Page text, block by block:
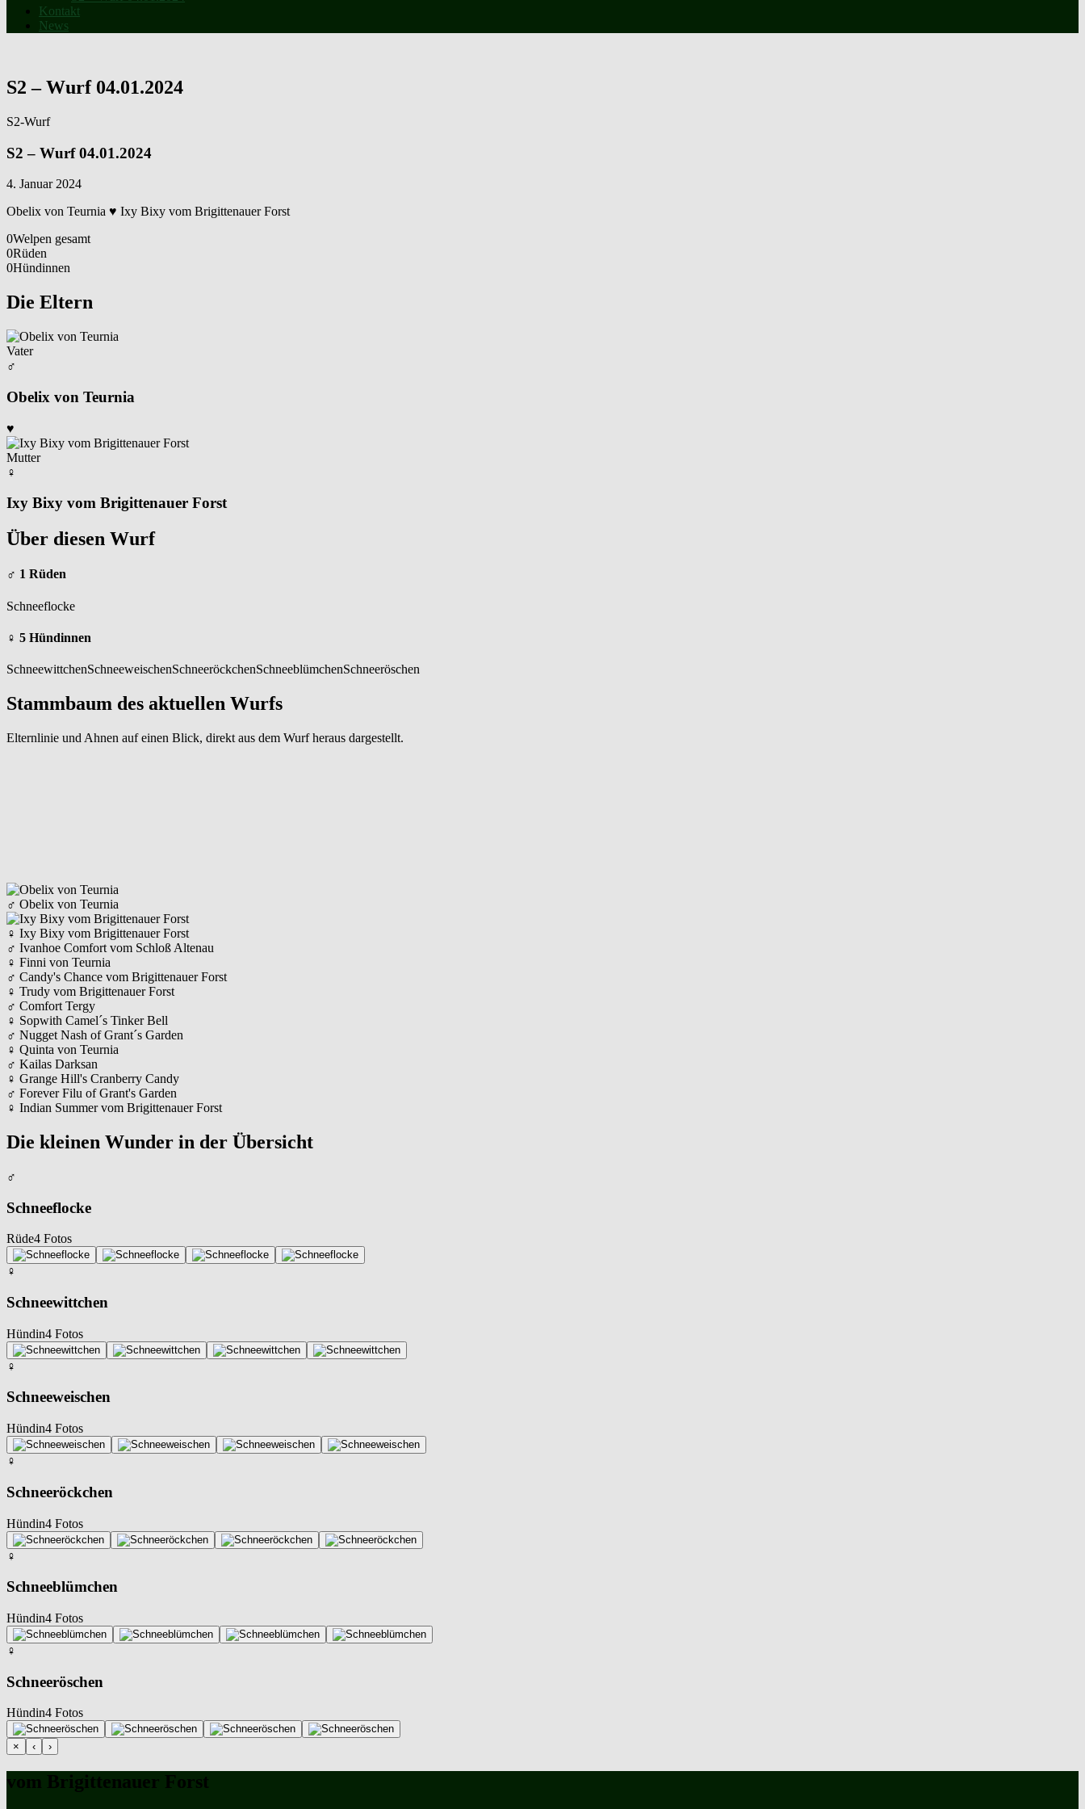
Kontakt
News
S2 – Wurf 04.01.2024
S2-Wurf
S2 – Wurf 04.01.2024
4. Januar 2024
Obelix von Teurnia ♥ Ixy Bixy vom Brigittenauer Forst
0Welpen gesamt
0Rüden
0Hündinnen
Die Eltern
Vater
♂
Obelix von Teurnia
♥
Mutter
♀
Ixy Bixy vom Brigittenauer Forst
Über diesen Wurf
♂ 1 Rüden
Schneeflocke
♀ 5 Hündinnen
SchneewittchenSchneeweischenSchneeröckchenSchneeblümchenSchneeröschen
Stammbaum des aktuellen Wurfs
Elternlinie und Ahnen auf einen Blick, direkt aus dem Wurf heraus dargestellt.
♂ Obelix von Teurnia
♀ Ixy Bixy vom Brigittenauer Forst
♂ Ivanhoe Comfort vom Schloß Altenau
♀ Finni von Teurnia
♂ Candy's Chance vom Brigittenauer Forst
♀ Trudy vom Brigittenauer Forst
♂ Comfort Tergy
♀ Sopwith Camel´s Tinker Bell
♂ Nugget Nash of Grant´s Garden
♀ Quinta von Teurnia
♂ Kailas Darksan
♀ Grange Hill's Cranberry Candy
♂ Forever Filu of Grant's Garden
♀ Indian Summer vom Brigittenauer Forst
Die kleinen Wunder in der Übersicht
♂
Schneeflocke
Rüde4 Fotos
♀
Schneewittchen
Hündin4 Fotos
♀
Schneeweischen
Hündin4 Fotos
♀
Schneeröckchen
Hündin4 Fotos
♀
Schneeblümchen
Hündin4 Fotos
♀
Schneeröschen
Hündin4 Fotos
× ‹ ›
vom Brigittenauer Forst